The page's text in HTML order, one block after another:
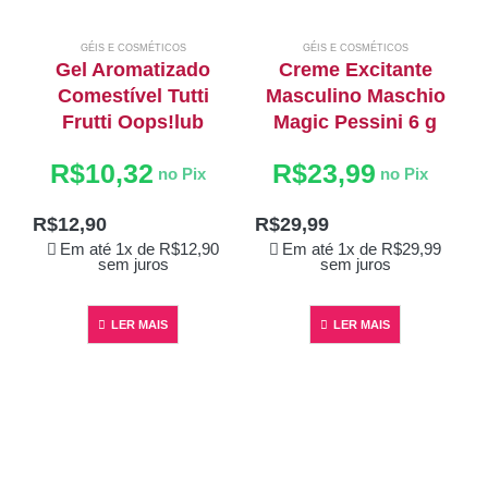
GÉIS E COSMÉTICOS
Gel Aromatizado
Comestível Tutti
Frutti Oops!lub
R$12,90
Em até 1x de R$12,90
sem juros
R$10,32 no Pix
LER MAIS
GÉIS E COSMÉTICOS
Creme Excitante
Masculino Maschio
Magic Pessini 6 g
R$29,99
Em até 1x de R$29,99
sem juros
R$23,99 no Pix
LER MAIS